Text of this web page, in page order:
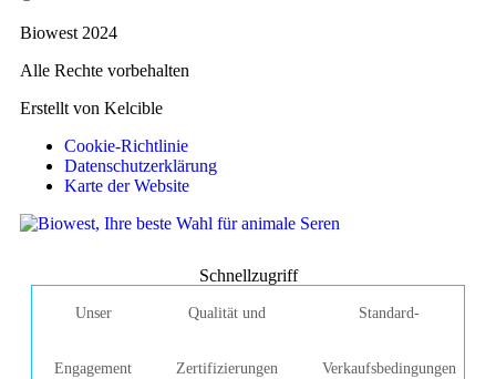
Biowest 2024
Alle Rechte vorbehalten
Erstellt von Kelcible
Cookie-Richtlinie
Datenschutzerklärung
Karte der Website
Schnellzugriff
Unser
Engagement
Qualität und
Zertifizierungen
Standard-
Verkaufsbedingungen